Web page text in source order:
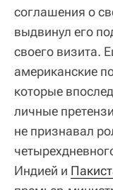
соглашения о
выдвинул его
своего визита.
американские
которые
личные
не признавал
Индией и